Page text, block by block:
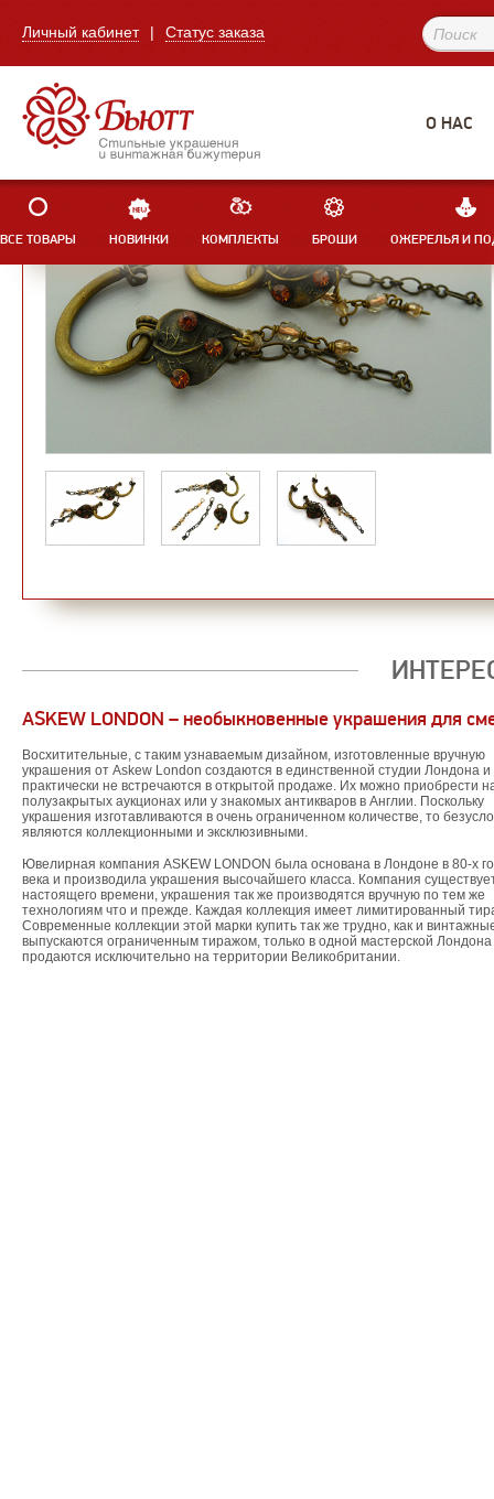
Личный кабинет | Статус заказа
О НАС
ВСЕ ТОВАРЫ НОВИНКИ КОМПЛЕКТЫ БРОШИ ОЖЕРЕЛЬЯ И
ASKEW LONDON – необыкновенные украшения для
Восхитительные, с таким узнаваемым дизайном, изготовленные вручную
украшения от Аskew London создаются в единственной студии Лондона и
практически не встречаются в открытой продаже. Их можно приобрести
полузакрытых аукционах или у знакомых антикваров в Англии. Поскольку
украшения изготавливаются в очень ограниченном количестве, то
являются коллекционными и эксклюзивными.
Ювелирная компания ASKEW LONDON была основана в Лондоне в 80-х
века и производила украшения высочайшего класса. Компания
настоящего времени, украшения так же производятся вручную по тем же
технологиям что и прежде. Каждая коллекция имеет лимитированный
Современные коллекции этой марки купить так же трудно, как и
выпускаются ограниченным тиражом, только в одной мастерской Лондона
продаются исключительно на территории Великобритании.